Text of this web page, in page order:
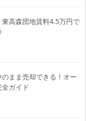
東高森団地賃料4.5万円で
のまま売却できる！オー
ガイド